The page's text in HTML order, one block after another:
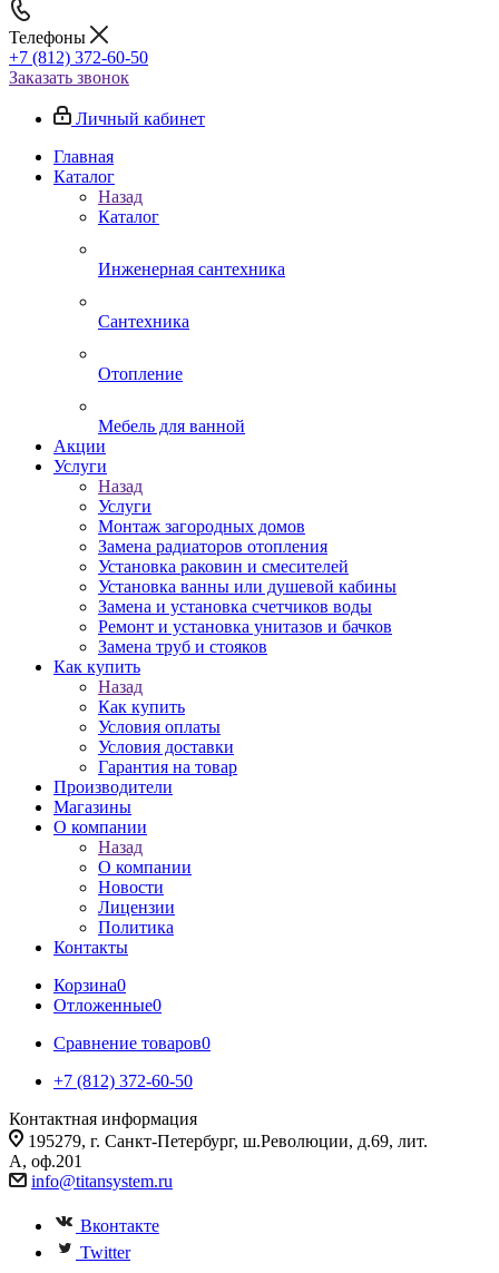
Телефоны
+7 (812) 372-60-50
Заказать звонок
Личный кабинет
Главная
Каталог
Назад
Каталог
Инженерная сантехника
Сантехника
Отопление
Мебель для ванной
Акции
Услуги
Назад
Услуги
Монтаж загородных домов
Замена радиаторов отопления
Установка раковин и смесителей
Установка ванны или душевой кабины
Замена и установка счетчиков воды
Ремонт и установка унитазов и бачков
Замена труб и стояков
Как купить
Назад
Как купить
Условия оплаты
Условия доставки
Гарантия на товар
Производители
Магазины
О компании
Назад
О компании
Новости
Лицензии
Политика
Контакты
Корзина0
Отложенные0
Сравнение товаров0
+7 (812) 372-60-50
Контактная информация
195279, г. Санкт-Петербург, ш.Революции, д.69, лит.
А, оф.201
info@titansystem.ru
Вконтакте
Twitter